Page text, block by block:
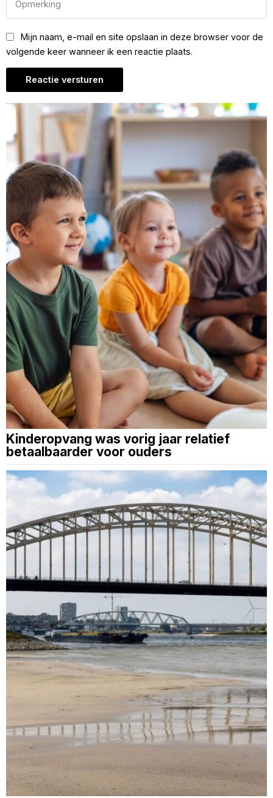
Mijn naam, e-mail en site opslaan in deze browser voor de
volgende keer wanneer ik een reactie plaats.
Kinderopvang was vorig jaar relatief
betaalbaarder voor ouders